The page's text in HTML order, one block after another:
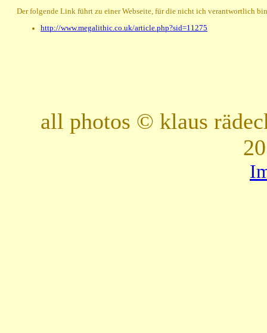
Der folgende Link führt zu einer Webseite, für die nicht ich verantwortlich
http://www.megalithic.co.uk/article.php?sid=11275
all photos © klaus